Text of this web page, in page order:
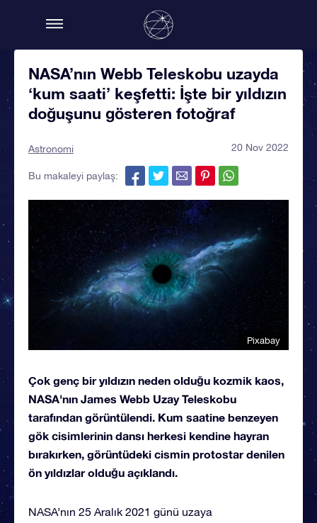
NASA’nın Webb Teleskobu uzayda
‘kum saati’ keşfetti: İşte bir yıldızın
doğuşunu gösteren fotoğraf
Astronomi 20 Nov 2022
Bu makaleyi paylaş:
Pixabay
Çok genç bir yıldızın neden olduğu kozmik kaos,
NASA'nın James Webb Uzay Teleskobu
tarafından görüntülendi. Kum saatine benzeyen
gök cisimlerinin dansı herkesi kendine hayran
bırakırken, görüntüdeki cismin protostar denilen
ön yıldızlar olduğu açıklandı.
NASA’nın 25 Aralık 2021 günü uzaya